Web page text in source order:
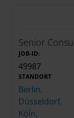
Senior
JOB-ID:
49987
STANDORT
Berlin,
Düsseldorf,
Köln,